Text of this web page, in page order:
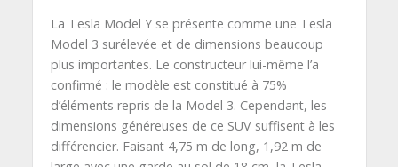
La Tesla Model Y se présente comme une Tesla
Model 3 surélevée et de dimensions beaucoup
plus importantes. Le constructeur lui-même l’a
confirmé : le modèle est constitué à 75%
d’éléments repris de la Model 3. Cependant, les
dimensions généreuses de ce SUV suffisent à les
différencier. Faisant 4,75 m de long, 1,92 m de